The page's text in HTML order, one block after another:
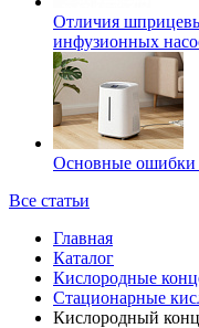
Отличия
инфузионных
Основные ошибки
Все статьи
Главная
Каталог
Кислородные
Стационарные
Кислородный